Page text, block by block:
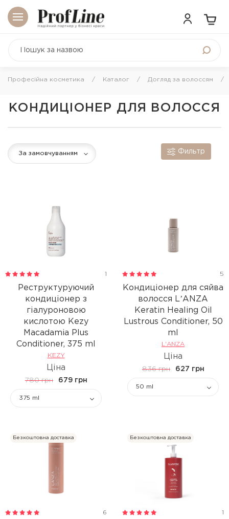
Професійна косметика Каталог Догляд за волоссям
КОНДИЦІОНЕР ДЛЯ ВОЛОССЯ
За замовчуванням Фильтр
1
Реструктуруючий
кондиціонер з
гіалуроновою
кислотою Kezy
Macadamia Plus
Conditioner, 375 ml
KEZY
Ціна
780 грн 679 грн
375 ml
5
Кондиціонер для сяйва
волосся LʼANZA
Keratin Healing Oil
Lustrous Conditioner, 50
ml
L'ANZA
Ціна
836 грн 627 грн
50 ml
Безкоштовна доставка
6
Безкоштовна доставка
1